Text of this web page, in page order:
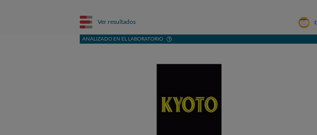
Ver resultados
ANALIZADO EN EL LABORATORIO